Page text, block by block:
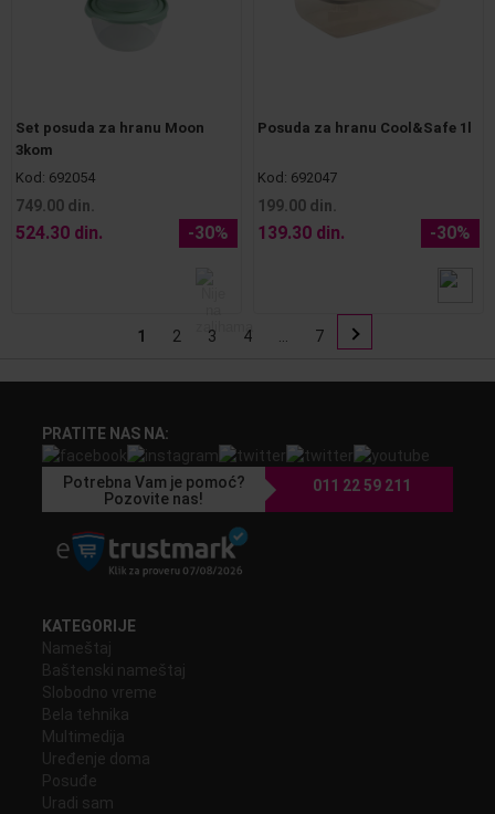
Set posuda za hranu Moon
3kom
Kod: 692054
749.00 din.
524.30 din. -30%
Posuda za hranu Cool&Safe 1l
Kod: 692047
199.00 din.
139.30 din. -30%
1 2 3 4 7
PRATITE NAS NA:
Potrebna Vam je pomoć?
Pozovite nas!
011 22 59 211
KATEGORIJE
Nameštaj
Baštenski nameštaj
Slobodno vreme
Bela tehnika
Multimedija
Uređenje doma
Posuđe
Uradi sam